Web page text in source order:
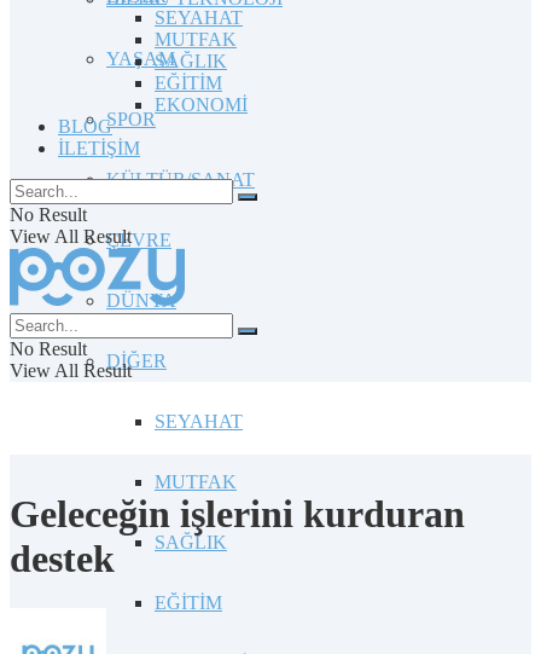
YAŞAM
SPOR
KÜLTÜR/SANAT
ÇEVRE
DÜNYA
DİĞER
SEYAHAT
MUTFAK
SAĞLIK
EĞİTİM
SEYAHAT
MUTFAK
SAĞLIK
EĞİTİM
EKONOMİ
BLOG
İLETİŞİM
No Result
View All Result
No Result
View All Result
Geleceğin işlerini kurduran
destek